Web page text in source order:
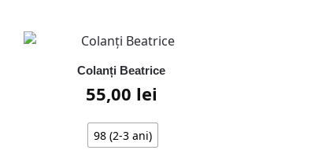
Colanți Beatrice
55,00 lei
98 (2-3 ani)